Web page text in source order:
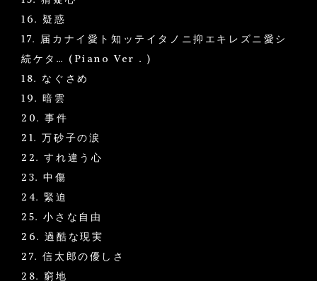
16. 疑惑
17. 届カナイ愛ト知ッテイタノニ抑エキレズニ愛シ
続ケタ… (Piano Ver．)
18. なぐさめ
19. 暗雲
20. 事件
21. 万砂子の涙
22. すれ違う心
23. 中傷
24. 緊迫
25. 小さな自由
26. 過酷な現実
27. 信太郎の優しさ
28. 窮地